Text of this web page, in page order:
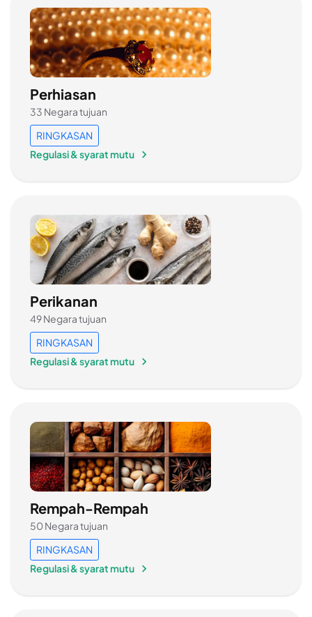
Perhiasan
33 Negara tujuan
RINGKASAN
Regulasi & syarat mutu
Perikanan
49 Negara tujuan
RINGKASAN
Regulasi & syarat mutu
Rempah-Rempah
50 Negara tujuan
RINGKASAN
Regulasi & syarat mutu